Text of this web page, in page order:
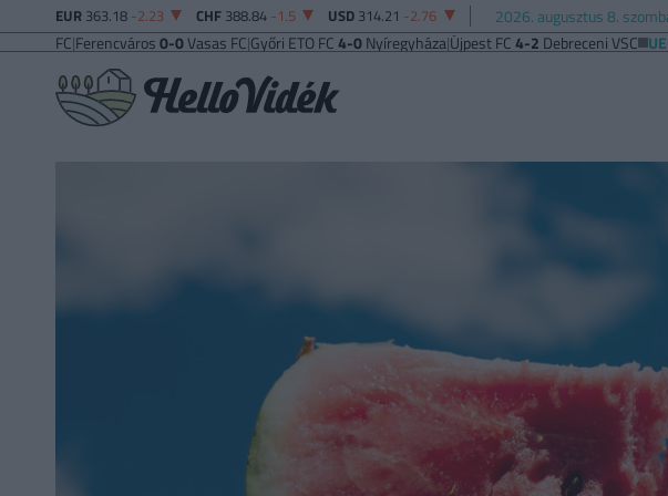
EUR 363.18 -2.23 CHF 388.84 -1.5 USD 314.21 -2.76 2026. augusztus 8.
Ferencváros0-0Vasas FC|Győri ETO FC4-0Nyíregyháza|Újpest FC4-2Debreceni VSC UEFA